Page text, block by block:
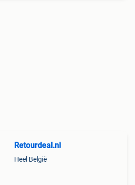
Retourdeal.nl
Heel België